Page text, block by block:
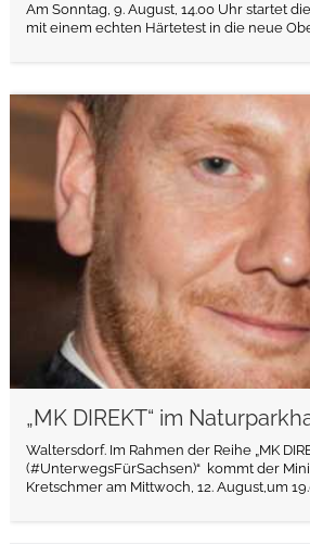
Am Sonntag, 9. August, 14.00 Uhr startet
mit einem echten Härtetest in die neue
„MK DIREKT“ im
Waltersdorf. Im Rahmen der Reihe „MK
(#UnterwegsFürSachsen)“ kommt der
Kretschmer am Mittwoch, 12. August,um
weiterlesen